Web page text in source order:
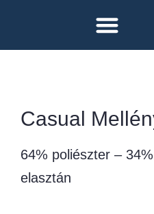
Casual
64% poliészter –
elasztán